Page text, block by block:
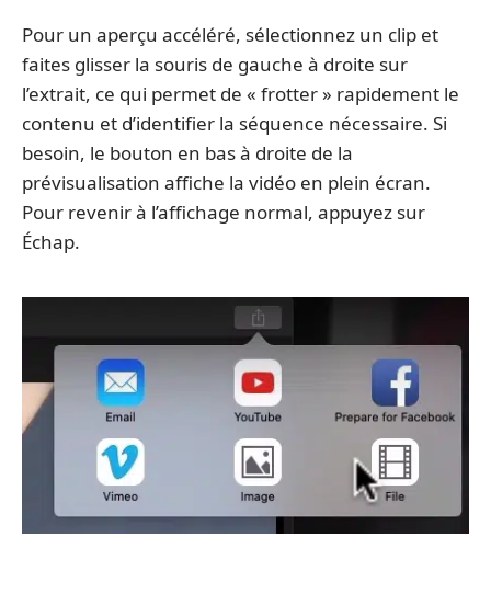
Pour un aperçu accéléré, sélectionnez un clip et
faites glisser la souris de gauche à droite sur
l’extrait, ce qui permet de « frotter » rapidement le
contenu et d’identifier la séquence nécessaire. Si
besoin, le bouton en bas à droite de la
prévisualisation affiche la vidéo en plein écran.
Pour revenir à l’affichage normal, appuyez sur
Échap.